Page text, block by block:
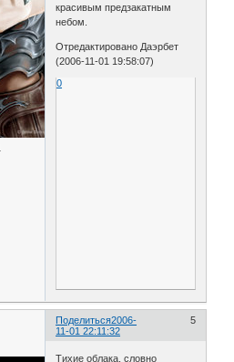
красивым предзакатным
небом.
Отредактировано Даэрбет
(2006-11-01 19:58:07)
0
Поделиться 5
2006-
11-01 22:11:32
Тихие облака, словно